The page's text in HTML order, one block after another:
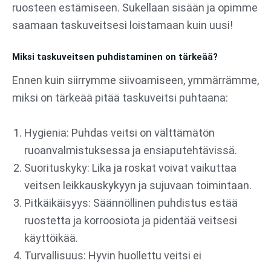
ruosteen estämiseen. Sukellaan sisään ja opimme
saamaan taskuveitsesi loistamaan kuin uusi!
Miksi taskuveitsen puhdistaminen on tärkeää?
Ennen kuin siirrymme siivoamiseen, ymmärrämme,
miksi on tärkeää pitää taskuveitsi puhtaana:
Hygienia: Puhdas veitsi on välttämätön
ruoanvalmistuksessa ja ensiaputehtävissä.
Suorituskyky: Lika ja roskat voivat vaikuttaa
veitsen leikkauskykyyn ja sujuvaan toimintaan.
Pitkäikäisyys: Säännöllinen puhdistus estää
ruostetta ja korroosiota ja pidentää veitsesi
käyttöikää.
Turvallisuus: Hyvin huollettu veitsi ei